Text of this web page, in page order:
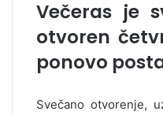
Večeras je
otvoren
ponovo
Svečano otvorenje,